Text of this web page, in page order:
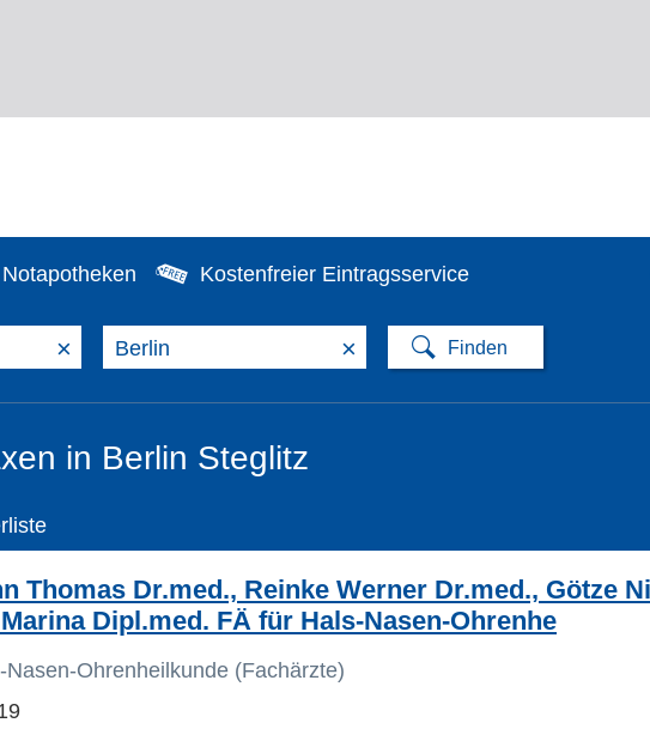
Notapotheken Kostenfreier Eintragsservice
× ×
in Berlin Steglitz
Thomas Dr.med., Reinke Werner Dr.med., Götze
Dipl.med. FÄ für Hals-Nasen-Ohrenhe
Nasen-Ohrenheilkunde (Fachärzte)